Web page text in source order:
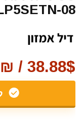
08
38.88$ / 130₪